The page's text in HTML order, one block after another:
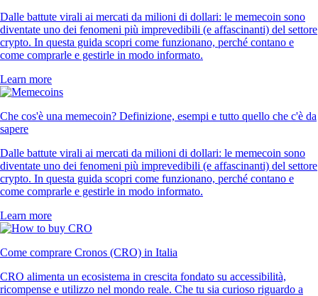
Dalle battute virali ai mercati da milioni di dollari: le memecoin sono
diventate uno dei fenomeni più imprevedibili (e affascinanti) del settore
crypto. In questa guida scopri come funzionano, perché contano e
come comprarle e gestirle in modo informato.
Learn more
Che cos'è una memecoin? Definizione, esempi e tutto quello che c'è da
sapere
Dalle battute virali ai mercati da milioni di dollari: le memecoin sono
diventate uno dei fenomeni più imprevedibili (e affascinanti) del settore
crypto. In questa guida scopri come funzionano, perché contano e
come comprarle e gestirle in modo informato.
Learn more
Come comprare Cronos (CRO) in Italia
CRO alimenta un ecosistema in crescita fondato su accessibilità,
ricompense e utilizzo nel mondo reale. Che tu sia curioso riguardo a